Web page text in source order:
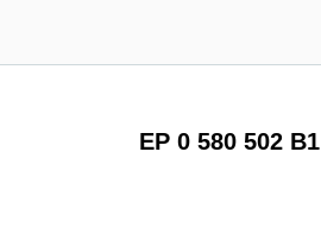
EP 0 580 502 B1